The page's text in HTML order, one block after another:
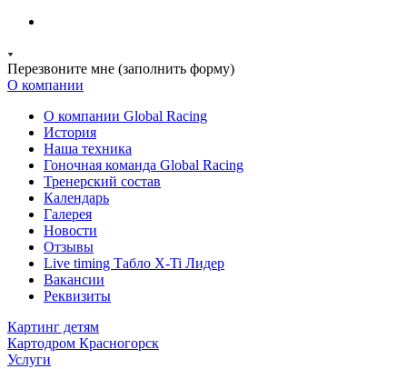
Перезвоните мне (заполнить форму)
О компании
О компании Global Racing
История
Наша техника
Гоночная команда Global Racing
Тренерский состав
Календарь
Галерея
Новости
Отзывы
Live timing Табло X-Ti Лидер
Вакансии
Реквизиты
Картинг детям
Картодром Красногорск
Услуги